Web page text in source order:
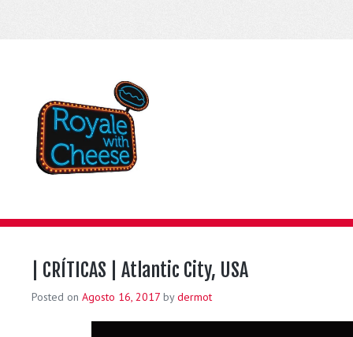
| CRÍTICAS | Atlantic City, USA
Posted on Agosto 16, 2017 bydermot